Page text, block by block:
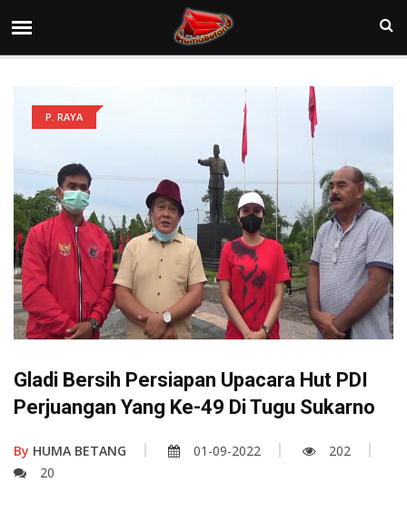
P. RAYA
Gladi Bersih Persiapan Upacara Hut PDI
Perjuangan Yang Ke-49 Di Tugu Sukarno
By HUMA BETANG 01-09-2022
202
20